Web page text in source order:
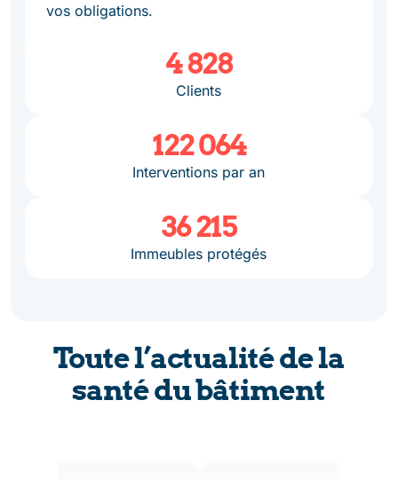
vos obligations.
Clients
19 557
Interventions par an
489 405
Immeubles protégés
146 684
Toute l’actualité de la
santé du bâtiment